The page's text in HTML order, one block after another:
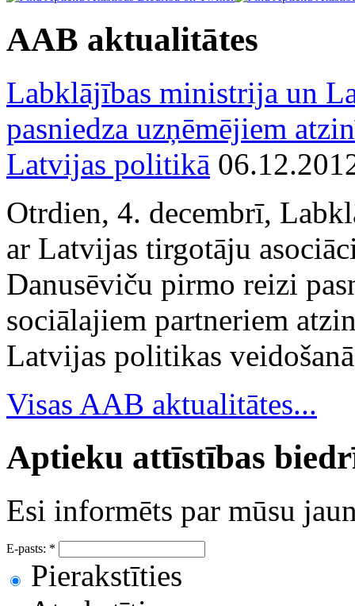
AAB aktualitātes
Labklājības ministrija un
pasniedza uzņēmējiem
Latvijas politikā
Otrdien, 4. decembrī,
ar Latvijas tirgotāju
Danusēviču pirmo reizi
sociālajiem partneriem
Latvijas politikas
Visas AAB aktualitātes...
Aptieku attīstības
Esi informēts par mūsu
E-pasts: *
Pierakstīties